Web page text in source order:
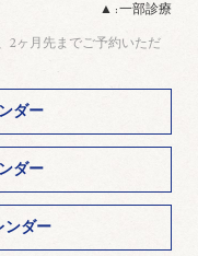
▲ : 一部診療
2ヶ月先までご予約いただ
ダー
ダー
ンダー